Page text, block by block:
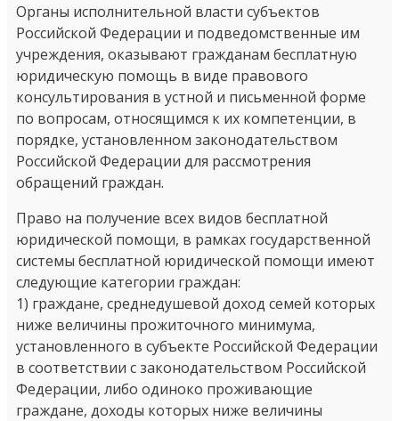
Органы исполнительной власти субъектов
Российской Федерации и подведомственные им
учреждения, оказывают гражданам бесплатную
юридическую помощь в виде правового
консультирования в устной и письменной форме
по вопросам, относящимся к их компетенции, в
порядке, установленном законодательством
Российской Федерации для рассмотрения
обращений граждан.
Право на получение всех видов бесплатной
юридической помощи, в рамках государственной
системы бесплатной юридической помощи имеют
следующие категории граждан:
1) граждане, среднедушевой доход семей которых
ниже величины прожиточного минимума,
установленного в субъекте Российской Федерации
в соответствии с законодательством Российской
Федерации, либо одиноко проживающие
граждане, доходы которых ниже величины